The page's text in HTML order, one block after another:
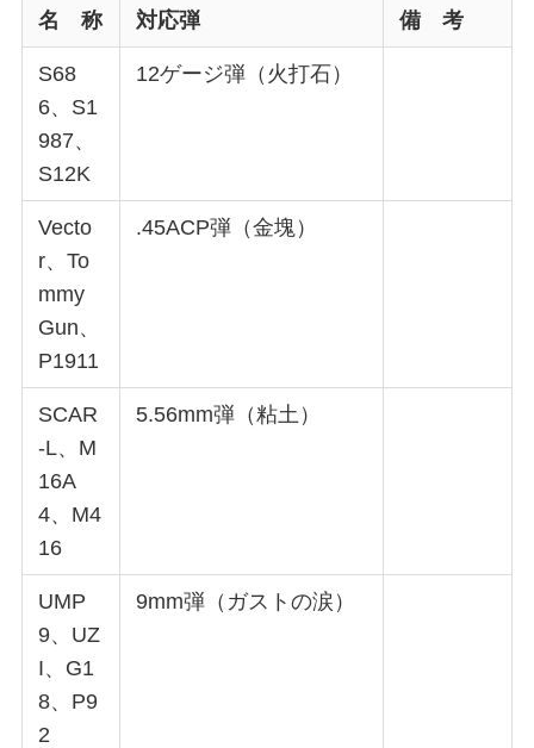
名 称 対応弾 備 考
S68
6、S1
987、
S12K
12ゲージ弾（火打石）
Vecto
r、To
mmy
Gun、
P1911
.45ACP弾（金塊）
SCAR
-L、M
16A
4、M4
16
5.56mm弾（粘土）
UMP
9、UZ
I、G1
8、P9
2
9mm弾（ガストの涙）